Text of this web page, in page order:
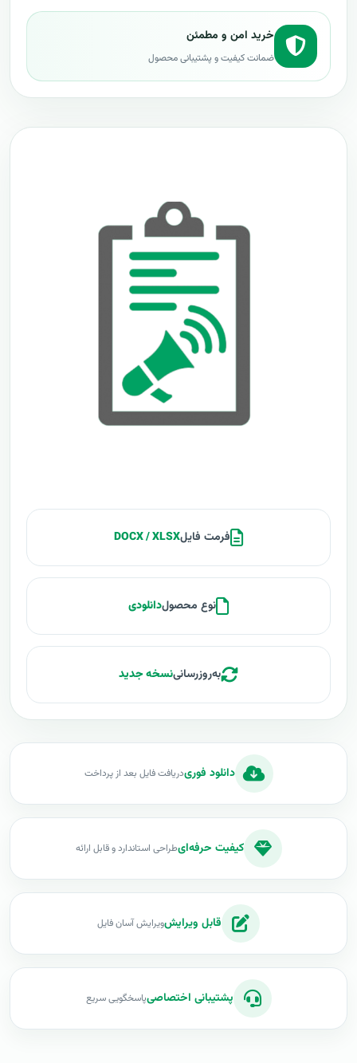
خرید امن و مطمئن
ضمانت کیفیت و پشتیبانی محصول
فرمت فایلDOCX / XLSX
نوع محصولدانلودی
به‌روزرسانینسخه جدید
دانلود فوریدریافت فایل بعد از پرداخت
کیفیت حرفه‌ایطراحی استاندارد و قابل ارائه
قابل ویرایشویرایش آسان فایل
پشتیبانی اختصاصیپاسخگویی سریع